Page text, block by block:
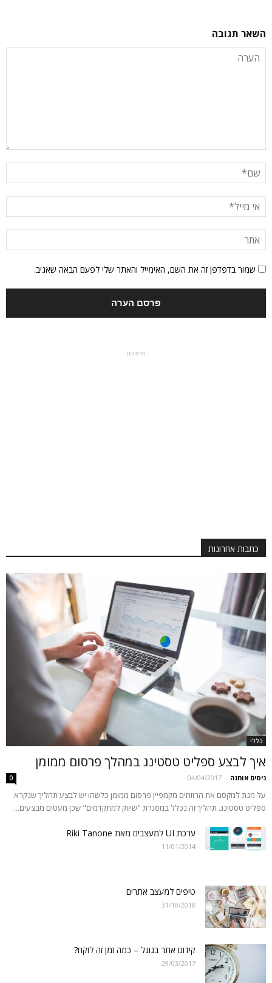
השאר תגובה
שמור בדפדפן זה את השם, האימייל והאתר שלי לפעם הבאה שאגיב.
- פרסומת -
כתבות אחרונות
כללי
איך לבצע ספליט טסטינג במהלך פרסום ממומן
ניסים אוחנה -
04/04/2017
0
על מנת למקסם את הרווחים מקמפיין פרסום ממומן כלשהו יש לבצע תהליך שנקרא
ספליט טסטינג. תהליך זה נכלל במסגרת "שיווק למתקדמים" שכן מעטים מבצעים...
ערכת UI למעצבים מאת Riki Tanone
11/01/2014
טיפים למעצב אתרים
31/10/2018
קידום אתר בגוגל – כמה זמן זה לוקח?
29/03/2017